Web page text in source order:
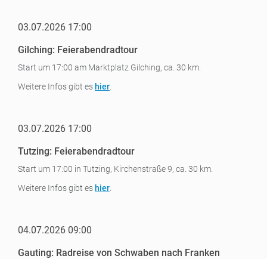
03.07.2026 17:00
Gilching: Feierabendradtour
Start um 17:00 am Marktplatz Gilching, ca. 30 km.
Weitere Infos gibt es hier
03.07.2026 17:00
Tutzing: Feierabendradtour
Start um 17:00 in Tutzing, Kirchenstraße 9, ca. 30 km.
Weitere Infos gibt es hier
04.07.2026 09:00
Gauting: Radreise von Schwaben nach Franken